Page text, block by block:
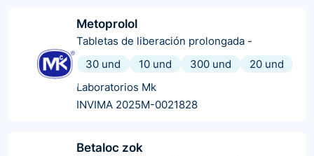
Metoprolol
Tabletas de liberación prolongada -
30 und
10 und 300 und
20 und
Laboratorios Mk
INVIMA 2025M-0021828
Betaloc zok